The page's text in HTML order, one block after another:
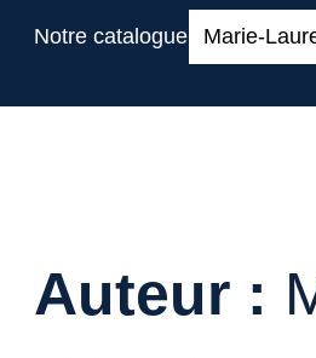
Notre catalogue:
Auteur :